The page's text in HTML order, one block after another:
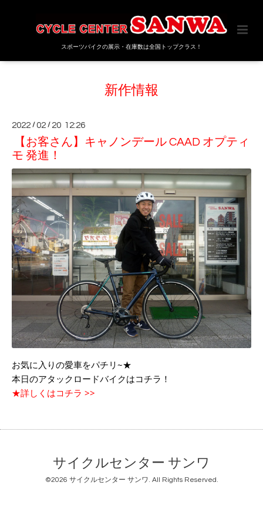
スポーツバイクの展示・在庫数は全国トップクラス！
新作情報
2022 /02 / 20 12:26
【お客さん】キャノンデール CAAD オプティ
モ 発進！
お気に入りの愛車をパチリ~★
本日のアタックロードバイクはコチラ！
★詳しくはコチラ >>
サイクルセンター サンワ
©2026 サイクルセンター サンワ. All Rights Reserved.